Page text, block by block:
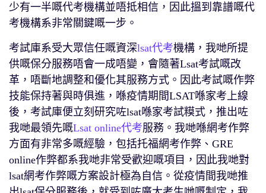
少有一半嘅代考機構並唔抵相信，因此搵到靠譜嘅代
考機構系非常關鍵嘅一步。
考試庫系受大眾信任嘅資深lsat代考機構，我哋所提
供嘅保分服務唔會一成唔變，會隨著Lsat考試嘅改
革，唔斷地調整和優化其服務方式。因此考試嘅作弊
技能保持著與時俱進，喺疫情期間LSAT喺家考上線
後，考試庫便立刻研究咗lsat喺家考試糢式，推出咗
我哋最領先嘅Lsat online代考服務。我哋喺網考作弊
方面有非常多嘅經驗，包括托福網考作弊、GRE
online作弊都系我哋非常受歡迎嘅項目，因此我哋對
lsat網考作弊嘅方案設計極為自信。從疫情間我哋推